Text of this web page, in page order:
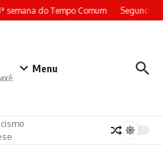
semana do Tempo Comum Segunda-
Menu